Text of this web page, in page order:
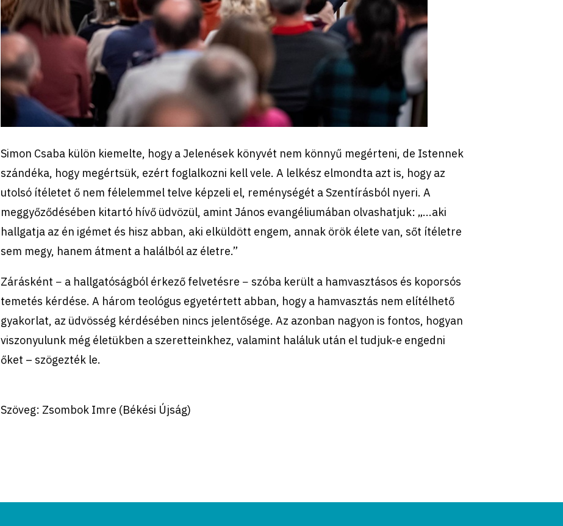
Simon Csaba külön kiemelte, hogy a Jelenések könyvét nem könnyű megérteni, de Istennek
szándéka, hogy megértsük, ezért foglalkozni kell vele. A lelkész elmondta azt is, hogy az
utolsó ítéletet ő nem félelemmel telve képzeli el, reménységét a Szentírásból nyeri. A
meggyőződésében kitartó hívő üdvözül, amint János evangéliumában olvashatjuk: „...aki
hallgatja az én igémet és hisz abban, aki elküldött engem, annak örök élete van, sőt ítéletre
sem megy, hanem átment a halálból az életre.”
Zárásként − a hallgatóságból érkező felvetésre − szóba került a hamvasztásos és koporsós
temetés kérdése. A három teológus egyetértett abban, hogy a hamvasztás nem elítélhető
gyakorlat, az üdvösség kérdésében nincs jelentősége. Az azonban nagyon is fontos, hogyan
viszonyulunk még életükben a szeretteinkhez, valamint haláluk után el tudjuk-e engedni
őket – szögezték le.
Szöveg: Zsombok Imre (Békési Újság)